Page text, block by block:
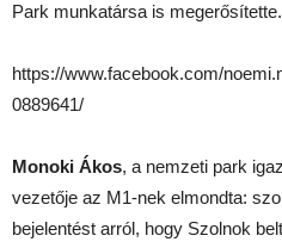
Park munkatársa is megerősítette.
https://www.facebook.com/
0889641/
Monoki Ákos, a nemzeti park
vezetője az M1-nek elmondta:
bejelentést arról, hogy Szolnok